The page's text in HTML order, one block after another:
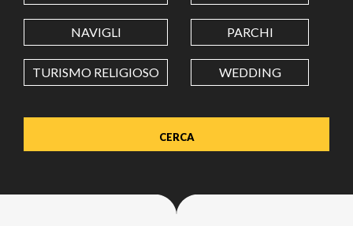
LONGITUDINE
Value in decimal degrees. Use dot (.) as decimal separator.
NAVIGLI PARCHI
TURISMO RELIGIOSO WEDDING